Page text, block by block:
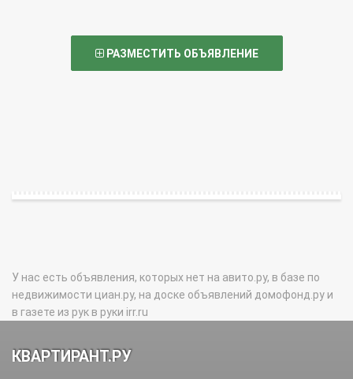
РАЗМЕСТИТЬ ОБЪЯВЛЕНИЕ
У нас есть объявления, которых нет на авито.ру, в базе по
недвижимости циан.ру, на доске объявлений домофонд.ру и
в газете из рук в руки irr.ru
КВАРТИРАНТ.РУ